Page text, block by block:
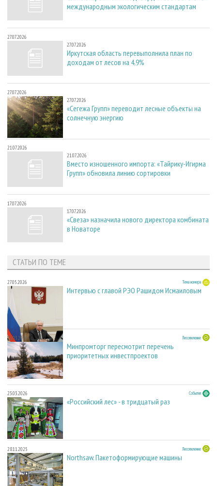
международным экологическим стандартам
27.07.2026
27.07.2026
Иркутская область перевыполнила план по
доходам от лесов на 4,9%
27.07.2026
27.07.2026
«Сегежа Групп» переводит лесные объекты на
солнечную энергию
21.07.2026
21.07.2026
Вместо изношенного импорта: «Тайрику-Игирма
Групп» обновила линию сортировки
17.07.2026
17.07.2026
«Свеза» назначила нового директора комбината
в Новаторе
СТАТЬИ ПО ТЕМЕ
27.05.2026 Тема номера
Интервью с главой РЭО Рашидом Исмаиловым
23.03.2026 Лесопиление
Минпромторг пересмотрит перечень
приоритетных инвестпроектов
23.03.2026 События
«Российский лес» - в тридцатый раз
28.11.2025 Лесопиление
Northsaw. Пакетоформирующие машины